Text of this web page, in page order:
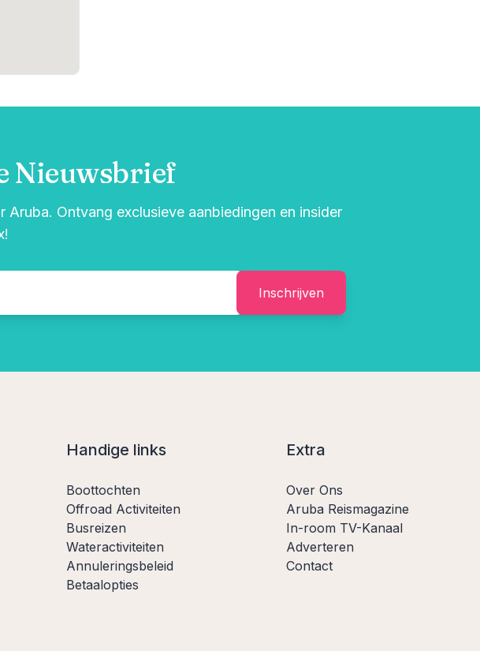
Nieuwsbrief
Ontvang exclusieve aanbiedingen en insider
Inschrijven
Handige links
Boottochten
Offroad Activiteiten
Busreizen
Wateractiviteiten
Annuleringsbeleid
Betaalopties
Extra
Over Ons
Aruba Reismagazine
In-room TV-Kanaal
Adverteren
Contact